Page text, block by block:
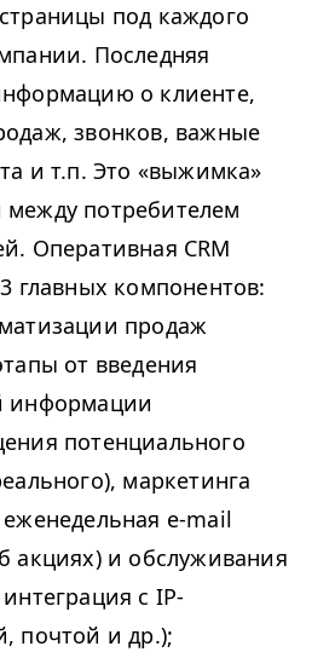
под каждого
Последняя
о клиенте,
звонков, важные
и т.п. Это «выжимка»
потребителем
Оперативная CRM
главных компонентов:
продаж
от введения
информации
потенциального
маркетинга
e-mail
акциях) и обслуживания
с IP-
почтой и др.);